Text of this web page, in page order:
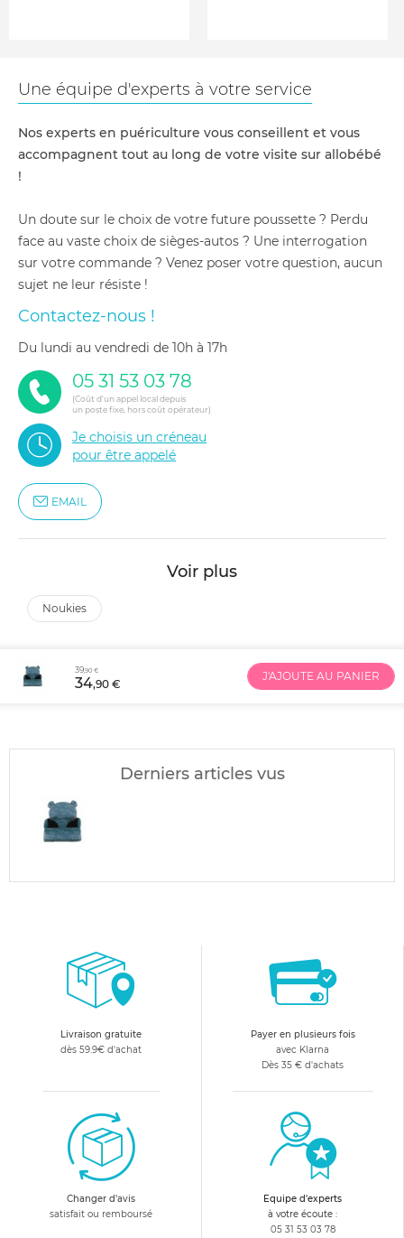
Une équipe d'experts à votre service
Nos experts en puériculture vous conseillent et vous
accompagnent tout au long de votre visite sur allobébé
!
Un doute sur le choix de votre future poussette ? Perdu
face au vaste choix de sièges-autos ? Une interrogation
sur votre commande ? Venez poser votre question, aucun
sujet ne leur résiste !
Contactez-nous !
du lundi au vendredi de 10h à 17h
05 31 53 03 78
(Coût d'un appel local depuis
un poste fixe, hors coût opérateur)
Je choisis un créneau
pour être appelé
EMAIL
Voir plus
noukies
39,90 €
34,90 €
J'AJOUTE AU PANIER
Derniers articles vus
Livraison gratuite
dès 59.9€ d'achat
Payer en plusieurs fois
avec Klarna
Dès 35 € d'achats
Changer d'avis
satisfait ou remboursé
Equipe d'experts
à votre écoute :
05 31 53 03 78